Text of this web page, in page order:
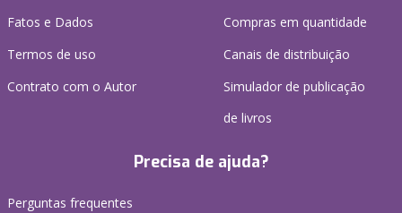
Fatos e Dados
Termos de uso
Contrato com o Autor
Compras em quantidade
Canais de distribuição
Simulador de publicação
de livros
Precisa de ajuda?
Perguntas frequentes